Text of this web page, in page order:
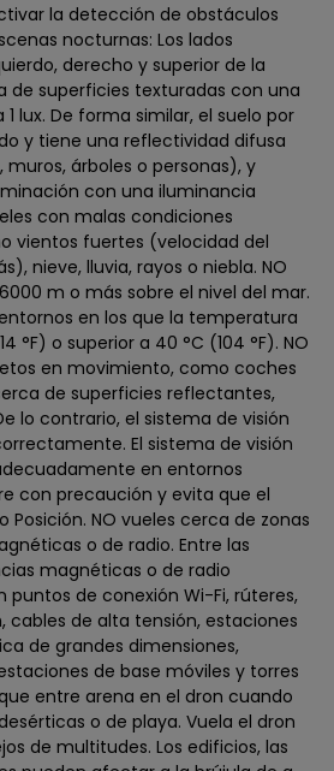
la detección de obstáculos
nocturnas: Los lados
derecho y superior de la
de superficies texturadas con una
lux. De forma similar, el suelo por
y tiene una reflectividad difusa
muros, árboles o personas), y
con una iluminancia
con malas condiciones
vientos fuertes (velocidad del
nieve, lluvia, rayos o niebla. NO
m o más sobre el nivel del mar.
en los que la temperatura
°F) o superior a 40 °C (104 °F). NO
en movimiento, como coches
de superficies reflectantes,
lo contrario, el sistema de visión
El sistema de visión
en entornos
con precaución y evita que el
NO vueles cerca de zonas
o de radio. Entre las
magnéticas o de radio
puntos de conexión Wi-Fi, rúteres,
cables de alta tensión, estaciones
de grandes dimensiones,
de base móviles y torres
entre arena en el dron cuando
o de playa. Vuela el dron
de multitudes. Los edificios, las